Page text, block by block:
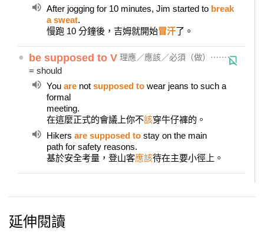
After jogging for 10 minutes, Jim started to break
a sweat.
慢跑 10 分鐘後，吉姆就開始冒汗了。
● be supposed to V 理應／應該／必須（做）⋯⋯
= should
You are not supposed to wear jeans to such a
formal
meeting.
在這麼正式的會議上你不該穿牛仔褲的。
Hikers are supposed to stay on the main
path for safety reasons.
基於安全考量，登山客應該待在主要小徑上。
延伸閱讀